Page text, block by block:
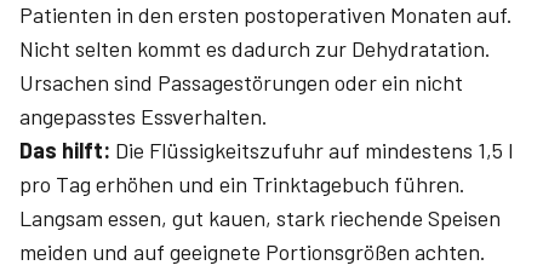
Patienten in den ersten postoperativen Monaten auf.
Nicht selten kommt es dadurch zur Dehydratation.
Ursachen sind Passagestörungen oder ein nicht
angepasstes Essverhalten.
Das hilft: Die Flüssigkeitszufuhr auf mindestens 1,5 l
pro Tag erhöhen und ein Trinktagebuch führen.
Langsam essen, gut kauen, stark riechende Speisen
meiden und auf geeignete Portionsgrößen achten.